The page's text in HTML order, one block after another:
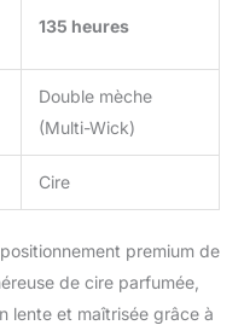
135 heures
Double mèche
(Multi-Wick)
Cire
premium de
de cire parfumée,
lente et maîtrisée grâce à